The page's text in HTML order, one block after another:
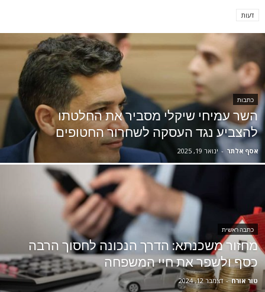
דעות
כתבות
השר עמיחי שיקלי מסביר את החלטתו
להצביע נגד העסקה לשחרור החטופים
אסף אלתר - ינואר 19, 2025
כתבה ראשית
מחזור משכנתא: הדרך הנכונה לחסוך הרבה
כסף ולשפר את חיי המשפחה
טור אורח - דצמבר 12, 2024